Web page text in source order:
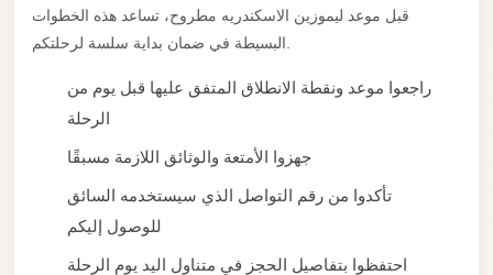
قبل موعد ليموزين الاسكندريه مطروح، تساعد هذه الخطوات
راجعوا موعد ونقطة الانطلاق المتفق عليها قبل يوم من
الرحلة
جهزوا الأمتعة والوثائق اللازمة مسبقًا
تأكدوا من رقم التواصل الذي سيستخدمه السائق
للوصول إليكم
احتفظوا بتفاصيل الحجز في متناول اليد يوم الرحلة
New
Cairo
Limousine
Limousine